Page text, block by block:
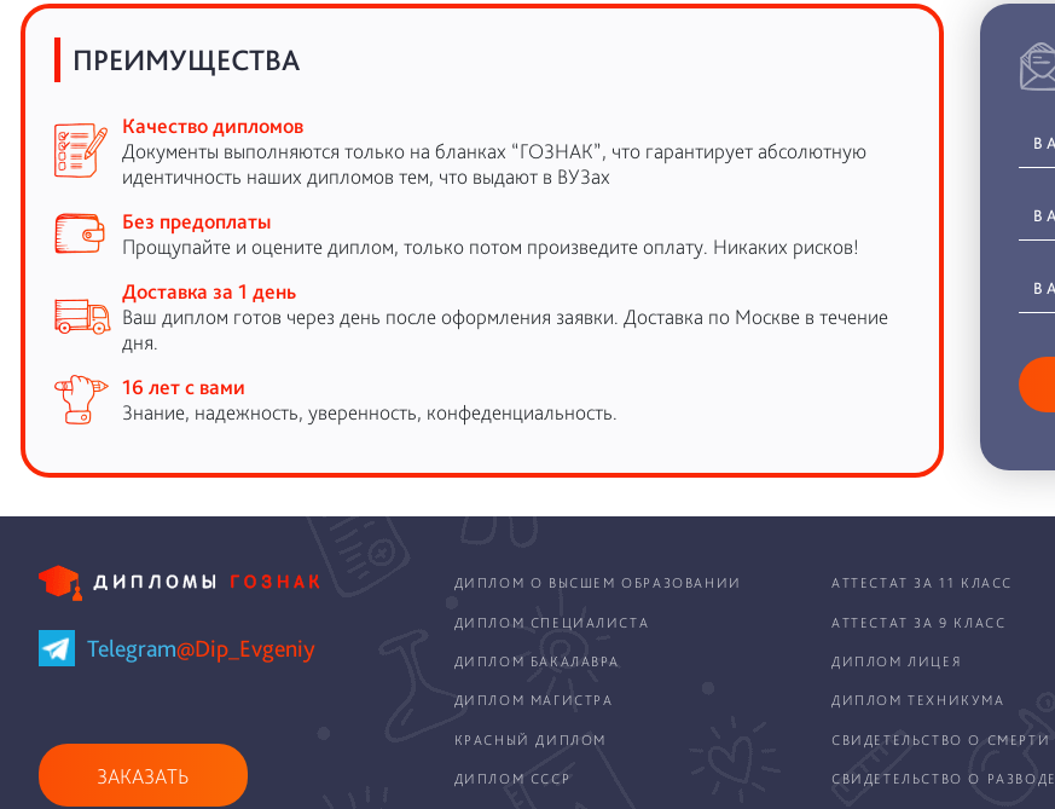
ПРЕИМУЩЕСТВА
Качество дипломов
Документы выполняются только на бланках “ГОЗНАК”, что гарантирует абсолютную
идентичность наших дипломов тем, что выдают в ВУЗах
Без предоплаты
Прощупайте и оцените диплом, только потом произведите оплату. Никаких рисков!
Доставка за 1 день
Ваш диплом готов через день после оформления заявки. Доставка по Москве в течение
дня.
16 лет с вами
Знание, надежность, уверенность, конфеденциальность.
Telegram@Dip_Evgeniy
ЗАКАЗАТЬ
ДИПЛОМ О ВЫСШЕМ ОБРАЗОВАНИИ АТТЕСТАТ ЗА 11 КЛАСС
ДИПЛОМ СПЕЦИАЛИСТА АТТЕСТАТ ЗА 9 КЛАСС
ДИПЛОМ БАКАЛАВРА ДИПЛОМ ЛИЦЕЯ
ДИПЛОМ МАГИСТРА ДИПЛОМ ТЕХНИКУМА
КРАСНЫЙ ДИПЛОМ СВИДЕТЕЛЬСТВО О СМЕРТИ
ДИПЛОМ СССР СВИДЕТЕЛЬСТВО О РАЗВОДЕ